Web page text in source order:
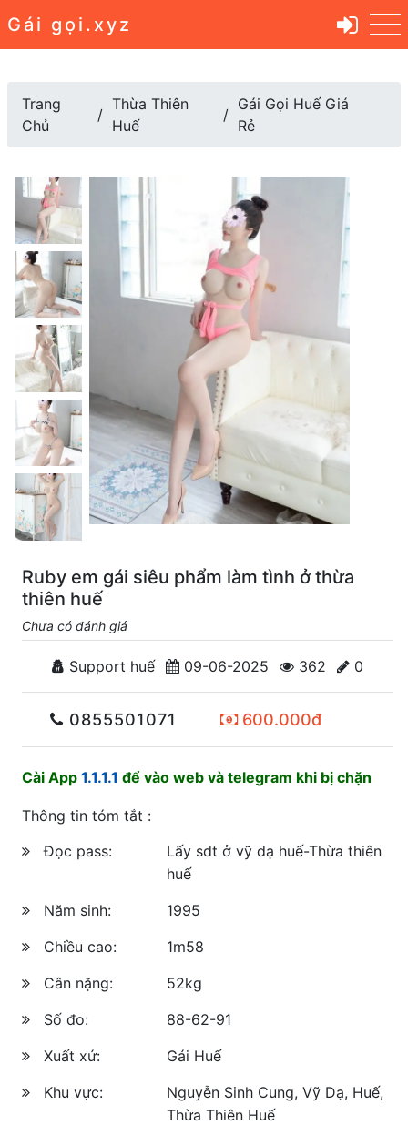
Gái gọi.xyz
Trang
Chủ
Thừa Thiên
Huế
Gái Gọi Huế Giá
Rẻ
Ruby em gái siêu phẩm làm tình ở thừa
thiên huế
Chưa có đánh giá
Support huế 09-06-2025 362 0
0855501071 600.000đ
Cài App 1.1.1.1 để vào web và telegram khi bị chặn
Thông tin tóm tắt :
Đọc pass:
Lấy sdt ở vỹ dạ huế-Thừa thiên
huế
Năm sinh:
1995
Chiều cao:
1m58
Cân nặng:
52kg
Số đo:
88-62-91
Xuất xứ:
Gái Huế
Khu vực:
Nguyễn Sinh Cung, Vỹ Dạ, Huế,
Thừa Thiên Huế